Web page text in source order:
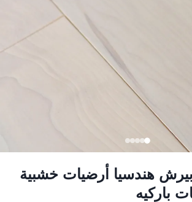
1880mm بيرش هندسيا أرضيات خشبية
باركيه